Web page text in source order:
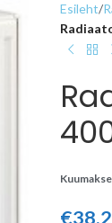
Esileht/
€